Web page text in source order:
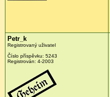
Petr_k
Registrovaný uživatel
Číslo příspěvku: 5243
Registrován: 4-2003